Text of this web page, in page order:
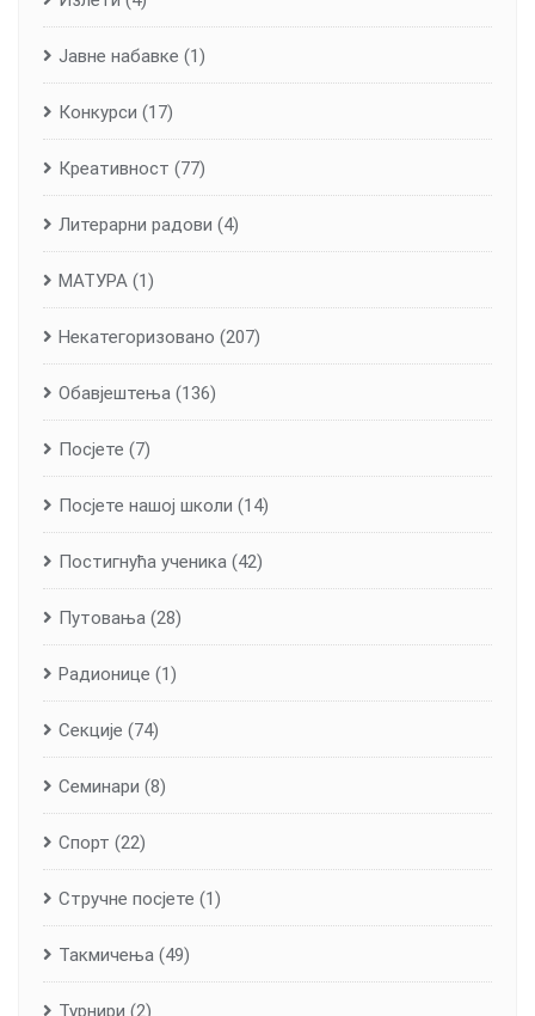
Јавне набавке (1)
Конкурси (17)
Креативност (77)
Литерарни радови (4)
МАТУРА (1)
Некатегоризовано (207)
Обавјештења (136)
Посјете (7)
Посјете нашој школи (14)
Постигнућа ученика (42)
Путовања (28)
Радионице (1)
Секције (74)
Семинари (8)
Спорт (22)
Стручне посјете (1)
Такмичења (49)
Турнири (2)